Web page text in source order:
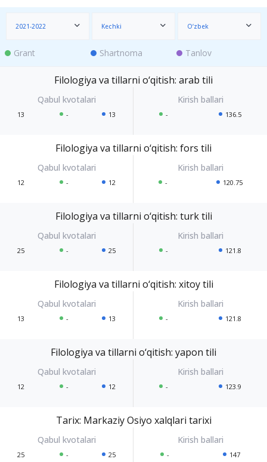
2021-2022 Kechki O‘zbek
Grant Shartnoma Tanlov
Filologiya va tillarni o‘qitish: arab tili
13 - 13 - 136.5
Filologiya va tillarni o‘qitish: fors tili
12 - 12 - 120.75
Filologiya va tillarni o‘qitish: turk tili
25 - 25 - 121.8
Filologiya va tillarni o‘qitish: xitoy tili
13 - 13 - 121.8
Filologiya va tillarni o‘qitish: yapon tili
12 - 12 - 123.9
Tarix: Markaziy Osiyo xalqlari tarixi
25 - 25 - 147